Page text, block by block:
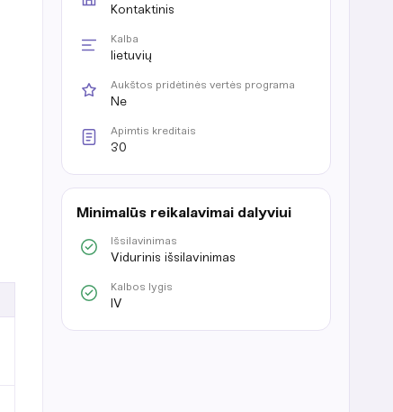
Kontaktinis
Kalba
lietuvių
Aukštos pridėtinės vertės programa
Ne
Apimtis kreditais
30
Minimalūs reikalavimai dalyviui
Išsilavinimas
Vidurinis išsilavinimas
Kalbos lygis
IV